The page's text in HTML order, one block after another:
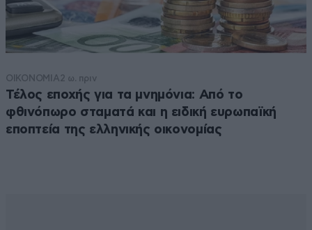
ΟΙΚΟΝΟΜΙΑ2 ω. πριν
Τέλος εποχής για τα μνημόνια: Από το
φθινόπωρο σταματά και η ειδική ευρωπαϊκή
εποπτεία της ελληνικής οικονομίας